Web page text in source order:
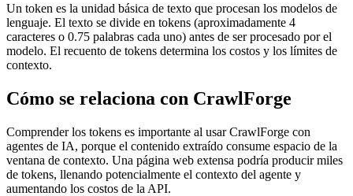
Un token es la unidad básica de texto que procesan los modelos de
lenguaje. El texto se divide en tokens (aproximadamente 4
caracteres o 0.75 palabras cada uno) antes de ser procesado por el
modelo. El recuento de tokens determina los costos y los límites de
contexto.
Cómo se relaciona con CrawlForge
Comprender los tokens es importante al usar CrawlForge con
agentes de IA, porque el contenido extraído consume espacio de la
ventana de contexto. Una página web extensa podría producir miles
de tokens, llenando potencialmente el contexto del agente y
aumentando los costos de la API.